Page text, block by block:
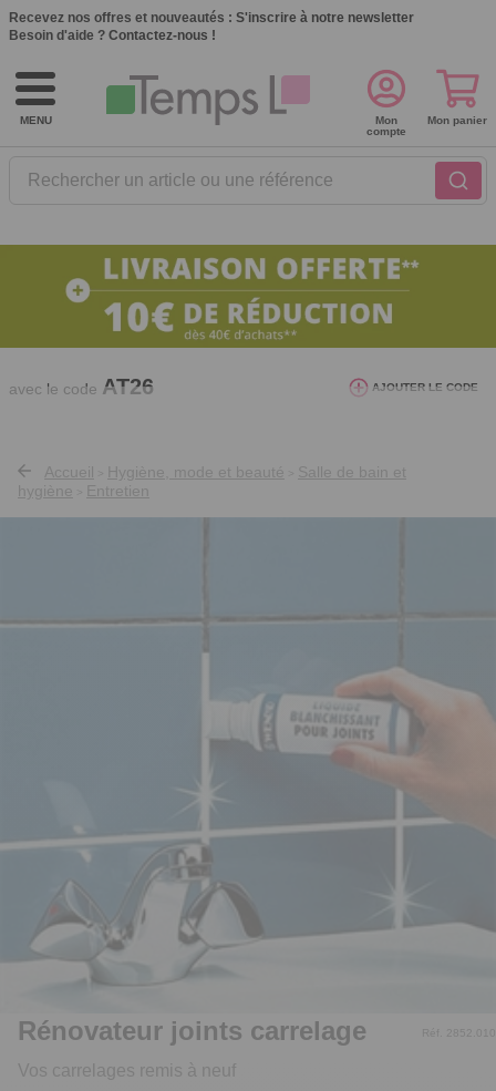
Recevez nos offres et nouveautés : S'inscrire à notre newsletter
Besoin d'aide ? Contactez-nous !
MENU
Rechercher un article ou une référence
Mon
compte
Mon panier
10€ de réduction dès 40€ d'achat. Offre
valable du 03/08/2026 au 12/08/2026.
avec le code AT26 AJOUTER LE CODE
Accueil Hygiène, mode et beauté
Salle de bain et
hygiène
Entretien
Rénovateur joints carrelage
Vos carrelages remis à neuf
Réf. 2852.010